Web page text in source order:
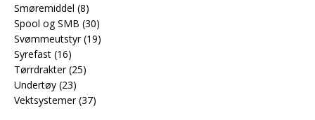
Smøremiddel (8)
Spool og SMB (30)
Svømmeutstyr (19)
Syrefast (16)
Tørrdrakter (25)
Undertøy (23)
Vektsystemer (37)